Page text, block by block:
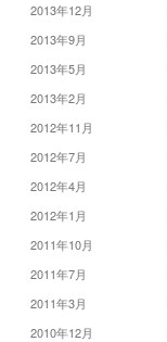
2013年12月
2013年9月
2013年5月
2013年2月
2012年11月
2012年7月
2012年4月
2012年1月
2011年10月
2011年7月
2011年3月
2010年12月